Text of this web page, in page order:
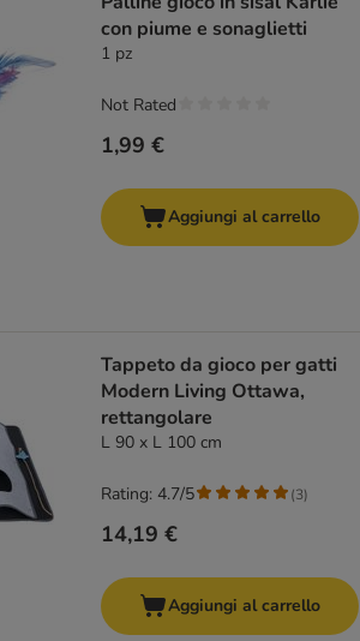
con piume e sonaglietti
1 pz
1,99 €
Not Rated
Aggiungi al carrello
Tappeto da gioco per gatti
Modern Living Ottawa,
rettangolare
L 90 x L 100 cm
14,19 €
Rating: 4.7/5 (3)
Aggiungi al carrello